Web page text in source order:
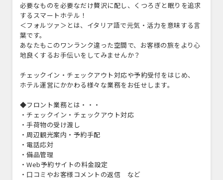
必要なものを必要なだけ贅沢に配し、くつろぎと眠りを追求
するスマートホテル！
＜フォルツァ＞とは、イタリア語で元気・活力を意味する言
葉です。
あなたもこのワンランク違った空間で、お客様の旅をより心
地良くするお手伝いをしてみませんか？
チェックイン・チェックアウト対応や予約受付をはじめ、
ホテル運営にかかわる様々な業務をお任せします。
◆フロント業務とは・・・
・チェックイン・チェックアウト対応
・手荷物の受け渡し
・周辺観光案内・予約手配
・電話応対
・備品管理
・Web予約サイトの料金設定
・口コミやお客様コメントの返信 など